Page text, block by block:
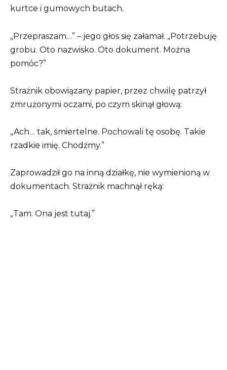
kurtce i gumowych butach.
„Przepraszam…” – jego głos się załamał. „Potrzebuję
grobu. Oto nazwisko. Oto dokument. Można
pomóc?”
Strażnik obowiązany papier, przez chwilę patrzył
zmrużonymi oczami, po czym skinął głową:
„Ach… tak, śmiertelne. Pochowali tę osobę. Takie
rzadkie imię. Chodźmy.”
Zaprowadził go na inną działkę, nie wymienioną w
dokumentach. Strażnik machnął ręką:
„Tam. Ona jest tutaj.”